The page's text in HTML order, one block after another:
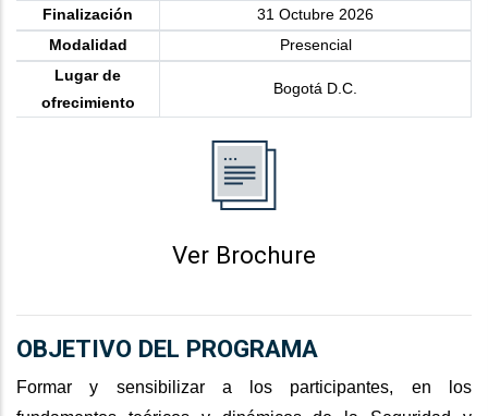
Finalización
31 Octubre 2026
Modalidad
Presencial
Lugar de
ofrecimiento
Bogotá D.C.
Ver Brochure
OBJETIVO DEL PROGRAMA
Formar y sensibilizar a los participantes, en los